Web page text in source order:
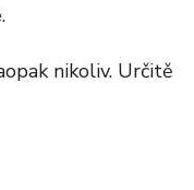
nikoliv. Určitě